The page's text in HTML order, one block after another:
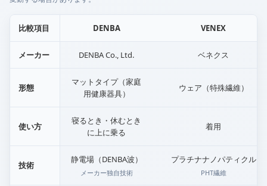
比較項目 DENBA VENEX
メーカー DENBA Co., Ltd. ベネクス
形態
マットタイプ（家庭
用健康器具）
ウェア（特殊繊維）
使い方
寝るとき・休むとき
に上に乗る
着用
技術
静電場（DENBA波）
メーカー独自技術
プラチナナノパティクル
PHT繊維